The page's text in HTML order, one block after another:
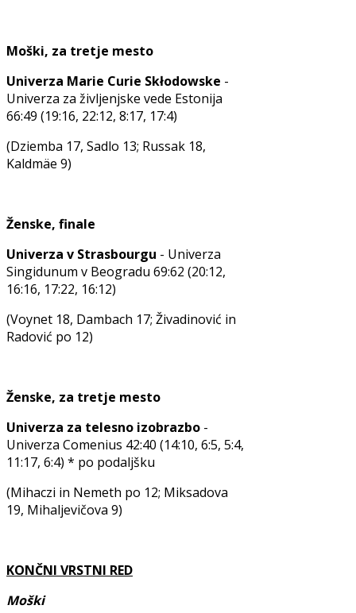
Moški, za tretje mesto
Univerza Marie Curie Skłodowske -
Univerza za življenjske vede Estonija
66:49 (19:16, 22:12, 8:17, 17:4)
(Dziemba 17, Sadlo 13; Russak 18,
Kaldmäe 9)
Ženske, finale
Univerza v Strasbourgu - Univerza
Singidunum v Beogradu 69:62 (20:12,
16:16, 17:22, 16:12)
(Voynet 18, Dambach 17; Živadinović in
Radović po 12)
Ženske, za tretje mesto
Univerza za telesno izobrazbo -
Univerza Comenius 42:40 (14:10, 6:5, 5:4,
11:17, 6:4) * po podaljšku
(Mihaczi in Nemeth po 12; Miksadova
19, Mihaljevičova 9)
KONČNI VRSTNI RED
Moški